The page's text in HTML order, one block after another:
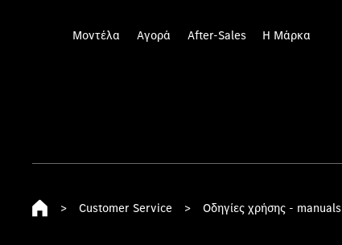
Μοντέλα Αγορά After-Sales Η Μάρκα
> Customer Service > Οδηγίες χρήσης - manuals